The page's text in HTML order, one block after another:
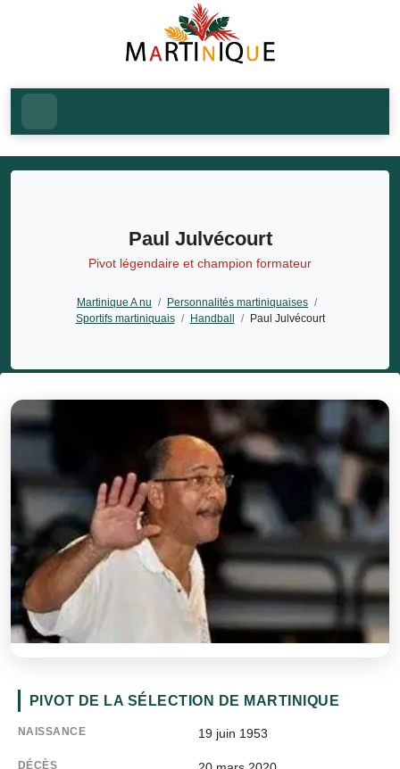
Paul Julvécourt
Pivot légendaire et champion formateur
Martinique A nu / Personnalités martiniquaises /
Sportifs martiniquais / Handball / Paul Julvécourt
PIVOT DE LA SÉLECTION DE MARTINIQUE
NAISSANCE 19 juin 1953
DÉCÈS